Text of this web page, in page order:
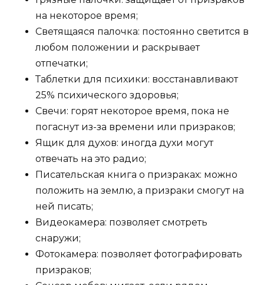
на некоторое время;
Светящаяся палочка: постоянно светится в
любом положении и раскрывает
отпечатки;
Таблетки для психики: восстанавливают
25% психического здоровья;
Свечи: горят некоторое время, пока не
погаснут из-за времени или призраков;
Ящик для духов: иногда духи могут
отвечать на это радио;
Писательская книга о призраках: можно
положить на землю, а призраки смогут на
ней писать;
Видеокамера: позволяет смотреть
снаружи;
Фотокамера: позволяет фотографировать
призраков;